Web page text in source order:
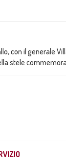
con il generale
stele